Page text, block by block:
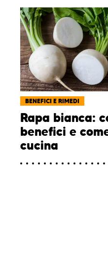
BENEFICI E RIMEDI
Rapa bianca:
benefici e
cucina